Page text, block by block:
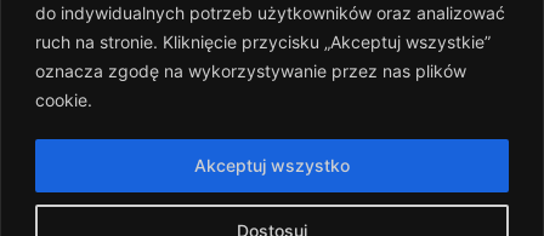
do indywidualnych potrzeb użytkowników oraz analizować
ruch na stronie. Kliknięcie przycisku „Akceptuj wszystkie”
oznacza zgodę na wykorzystywanie przez nas plików
cookie.
Dostosuj
Akceptuj wszystko
KRS 0000289744
NIP 536-183-07-25
REGON 1411
Rachunek bankowy: PKO BP 17 1020 10
0383 1054